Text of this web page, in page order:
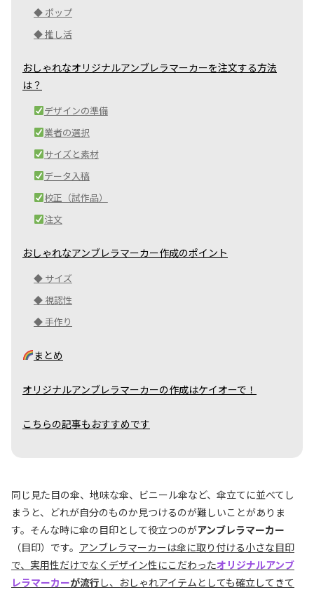
◆ ポップ
◆ 推し活
おしゃれなオリジナルアンブレラマーカーを注文する方法
は？
デザインの準備
業者の選択
サイズと素材
データ入稿
校正（試作品）
注文
おしゃれなアンブレラマーカー作成のポイント
◆ サイズ
◆ 視認性
◆ 手作り
まとめ
オリジナルアンブレラマーカーの作成はケイオーで！
こちらの記事もおすすめです
同じ見た目の傘、地味な傘、ビニール傘など、傘立てに並べてし
まうと、どれが自分のものか見つけるのが難しいことがありま
す。そんな時に傘の目印として役立つのがアンブレラマーカー
（目印）です。 アンブレラマーカーは傘に取り付ける小さな目印
で、実用性だけでなくデザイン性にこだわったオリジナルアンブ
レラマーカーが流行 し、おしゃれアイテムとしても確立してきて